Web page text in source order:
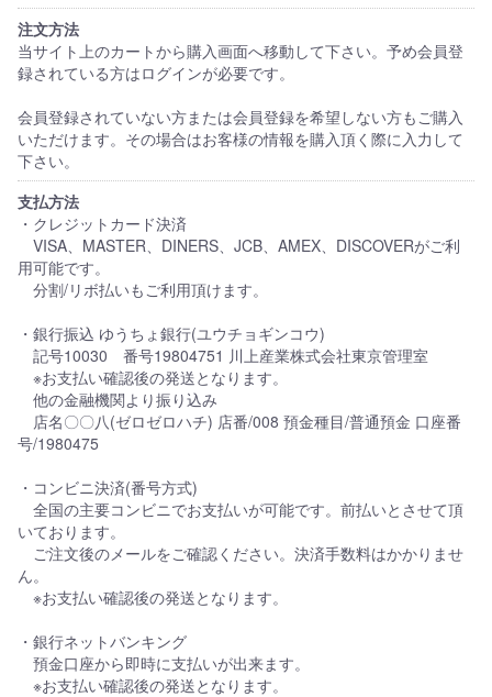
注文方法
当サイト上のカートから購入画面へ移動して下さい。予め会員登
録されている方はログインが必要です。
会員登録されていない方または会員登録を希望しない方もご購入
いただけます。その場合はお客様の情報を購入頂く際に入力して
下さい。
支払方法
・クレジットカード決済
VISA、MASTER、DINERS、JCB、AMEX、DISCOVERがご利
用可能です。
分割/リボ払いもご利用頂けます。
・銀行振込 ゆうちょ銀行(ユウチョギンコウ)
記号10030 番号19804751 川上産業株式会社東京管理室
※お支払い確認後の発送となります。
他の金融機関より振り込み
店名〇〇八(ゼロゼロハチ) 店番/008 預金種目/普通預金 口座番
号/1980475
・コンビニ決済(番号方式)
全国の主要コンビニでお支払いが可能です。前払いとさせて頂
いております。
ご注文後のメールをご確認ください。決済手数料はかかりませ
ん。
※お支払い確認後の発送となります。
・銀行ネットバンキング
預金口座から即時に支払いが出来ます。
※お支払い確認後の発送となります。